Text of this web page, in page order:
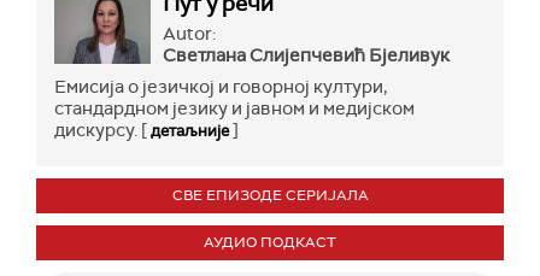
Autor:
Светлана Слијепчевић Бјеливук
Емисија о језичкој и говорној култури,
стандардном језику и јавном и медијском
дискурсу. [детаљније]
СВЕ ЕПИЗОДЕ СЕРИЈАЛА
АУДИО ПОДКАСТ